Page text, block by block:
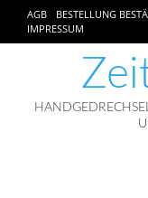
AGB BESTELLUNG
IMPRESSUM